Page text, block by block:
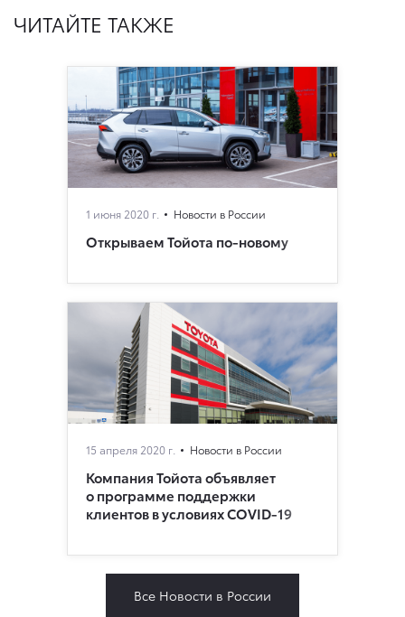
ЧИТАЙТЕ ТАКЖЕ
1 июня 2020 г. Новости в России
Открываем Тойота по-новому
15 апреля 2020 г. Новости в России
Компания Тойота объявляет
о программе поддержки
клиентов в условиях COVID-19
Все Новости в России